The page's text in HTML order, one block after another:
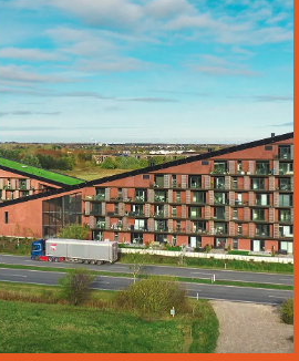
GREEN HILLS
SE MERE